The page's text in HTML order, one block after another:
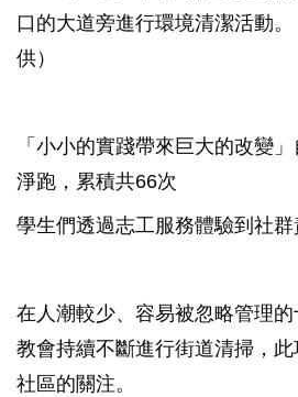
口的大道旁進行環境清潔活動
供）
「小小的實踐帶來巨大的改變
淨跑，累積共66次
學生們透過志工服務體驗到社
在人潮較少、容易被忽略管理
教會持續不斷進行街道清掃，
社區的關注。